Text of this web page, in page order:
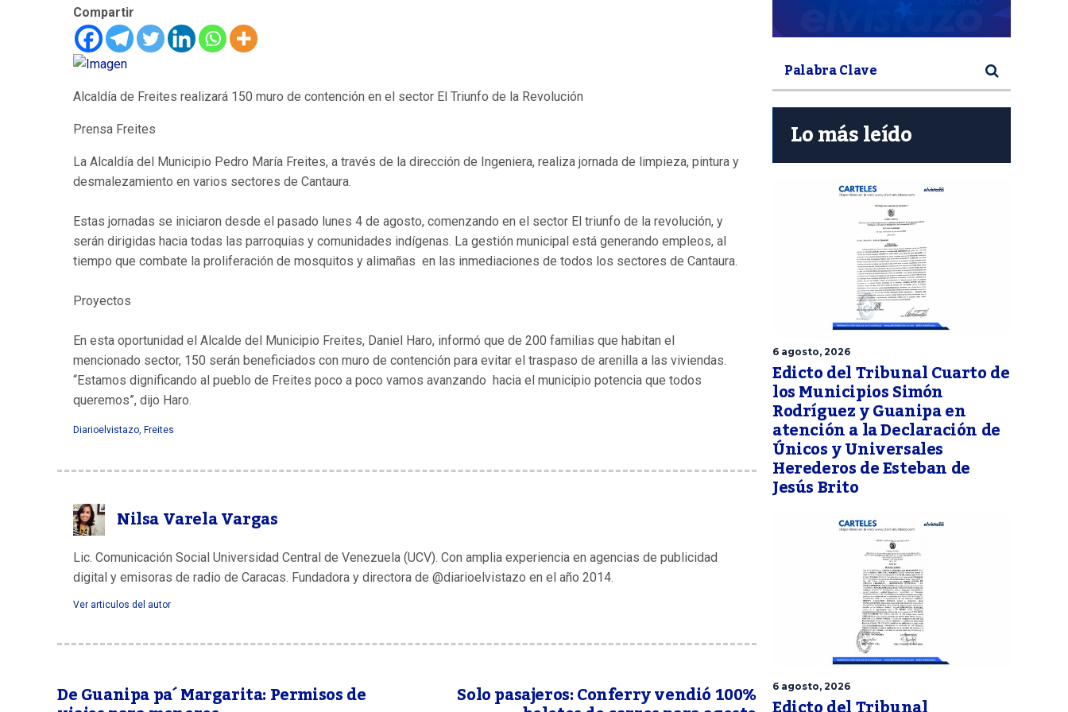
Compartir
Alcaldía de Freites realizará 150 muro de contención en el sector El Triunfo de la Revolución
Prensa Freites
La Alcaldía del Municipio Pedro María Freites, a través de la dirección de Ingeniera, realiza jornada de limpieza, pintura y
desmalezamiento en varios sectores de Cantaura.
Estas jornadas se iniciaron desde el pasado lunes 4 de agosto, comenzando en el sector El triunfo de la revolución, y
serán dirigidas hacia todas las parroquias y comunidades indígenas. La gestión municipal está generando empleos, al
tiempo que combate la proliferación de mosquitos y alimañas en las inmediaciones de todos los sectores de Cantaura.
Proyectos
En esta oportunidad el Alcalde del Municipio Freites, Daniel Haro, informó que de 200 familias que habitan el
mencionado sector, 150 serán beneficiados con muro de contención para evitar el traspaso de arenilla a las viviendas.
“Estamos dignificando al pueblo de Freites poco a poco vamos avanzando hacia el municipio potencia que todos
queremos”, dijo Haro.
Diarioelvistazo, Freites
Nilsa Varela Vargas
Lic. Comunicación Social Universidad Central de Venezuela (UCV). Con amplia experiencia en agencias de publicidad
digital y emisoras de radio de Caracas. Fundadora y directora de @diarioelvistazo en el año 2014.
Ver articulos del autor
De Guanipa pa´ Margarita: Permisos de Solo pasajeros: Conferry vendió 100%
Lo más leído
6 agosto, 2026
Edicto del Tribunal Cuarto de
los Municipios Simón
Rodríguez y Guanipa en
atención a la Declaración de
Únicos y Universales
Herederos de Esteban de
Jesús Brito
6 agosto, 2026